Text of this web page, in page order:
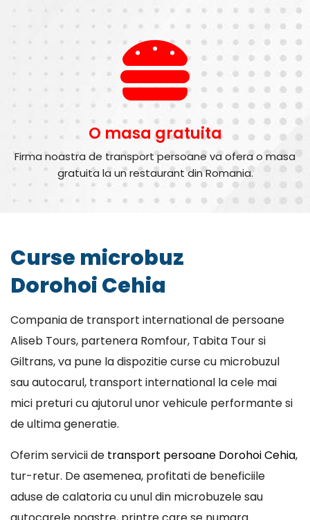
O masa gratuita
Firma noastra de transport persoane va ofera o masa
gratuita la un restaurant din Romania.
Curse microbuz
Dorohoi Cehia
Compania de transport international de persoane
Aliseb Tours, partenera Romfour, Tabita Tour si
Giltrans, va pune la dispozitie curse cu microbuzul
sau autocarul, transport international la cele mai
mici preturi cu ajutorul unor vehicule performante si
de ultima generatie.
Oferim servicii de transport persoane Dorohoi Cehia,
tur-retur. De asemenea, profitati de beneficiile
aduse de calatoria cu unul din microbuzele sau